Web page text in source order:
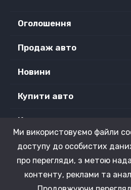
Оголошення
Продаж авто
Новини
Купити авто
Контакти
Продані авто
Ми використовуємо файли
доступу до особистих
про перегляди, з метою
контенту, реклами та